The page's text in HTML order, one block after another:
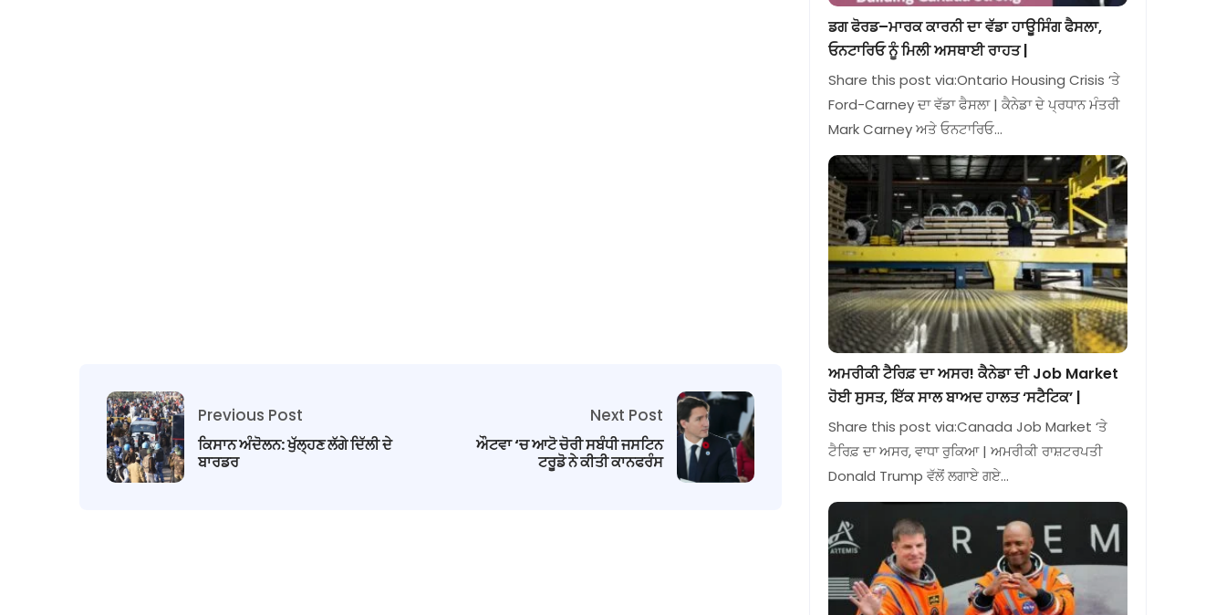
Previous Post
ਕਿਸਾਨ ਅੰਦੋਲਨ: ਖੁੱਲ੍ਹਣ ਲੱਗੇ ਦਿੱਲੀ ਦੇ
ਬਾਰਡਰ
Next Post
ਔਟਵਾ ‘ਚ ਆਟੋ ਚੋਰੀ ਸਬੰਧੀ ਜਸਟਿਨ
ਟਰੂਡੋ ਨੇ ਕੀਤੀ ਕਾਨਫਰੰਸ
ਡਗ ਫੋਰਡ–ਮਾਰਕ ਕਾਰਨੀ ਦਾ ਵੱਡਾ ਹਾਊਸਿੰਗ ਫੈਸਲਾ,
ਓਨਟਾਰਿਓ ਨੂੰ ਮਿਲੀ ਅਸਥਾਈ ਰਾਹਤ |
Share this post via:Ontario Housing Crisis ‘ਤੇ
Ford-Carney ਦਾ ਵੱਡਾ ਫੈਸਲਾ | ਕੈਨੇਡਾ ਦੇ ਪ੍ਰਧਾਨ ਮੰਤਰੀ
Mark Carney ਅਤੇ ਓਨਟਾਰਿਓ…
ਅਮਰੀਕੀ ਟੈਰਿਫ਼ ਦਾ ਅਸਰ! ਕੈਨੇਡਾ ਦੀ Job Market
ਹੋਈ ਸੁਸਤ, ਇੱਕ ਸਾਲ ਬਾਅਦ ਹਾਲਤ ‘ਸਟੈਟਿਕ’ |
Share this post via:Canada Job Market ‘ਤੇ
ਟੈਰਿਫ਼ ਦਾ ਅਸਰ, ਵਾਧਾ ਰੁਕਿਆ | ਅਮਰੀਕੀ ਰਾਸ਼ਟਰਪਤੀ
Donald Trump ਵੱਲੋਂ ਲਗਾਏ ਗਏ…